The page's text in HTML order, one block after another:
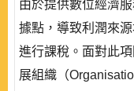
由於提供數位經濟
據點，導致利潤來
進行課稅。面對此
展組織（